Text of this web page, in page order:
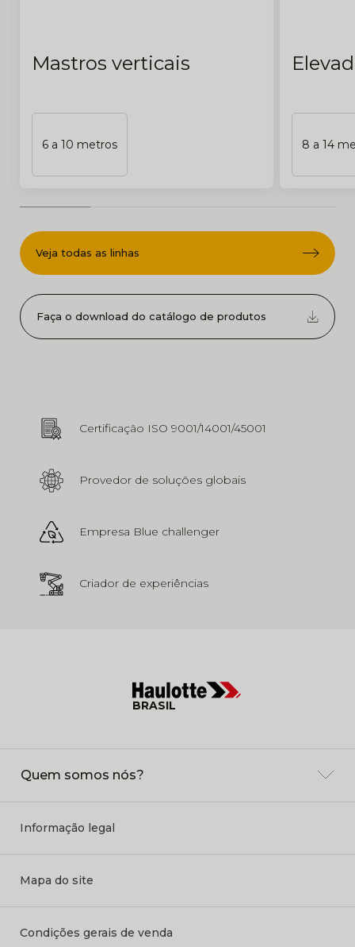
Mastros verticais
6 a 10 metros 8 a 14
Veja todas as linhas
Faça o download do catálogo de produtos
Certificação ISO 9001/14001/45001
Provedor de soluções globais
Empresa Blue challenger
Criador de experiências
BRASIL
Quem somos nós?
Informação legal
Mapa do site
Condições gerais de venda